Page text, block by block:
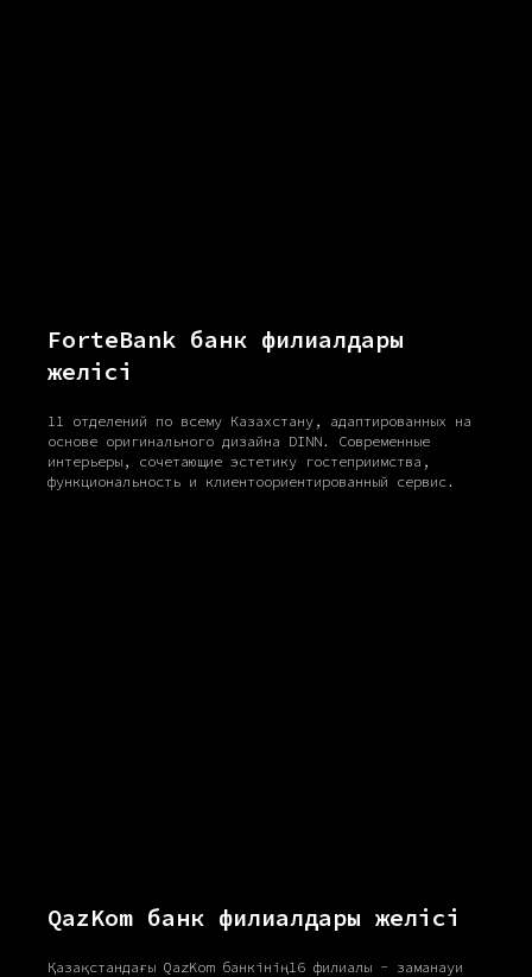
ForteBank банк филиалдары
желісі
11 отделений по всему Казахстану, адаптированных на
основе оригинального дизайна DINN. Современные
интерьеры, сочетающие эстетику гостеприимства,
функциональность и клиентоориентированный сервис.
QazKom банк филиалдары желісі
Қазақстандағы QazKom банкінің 16 филиалы - заманауи